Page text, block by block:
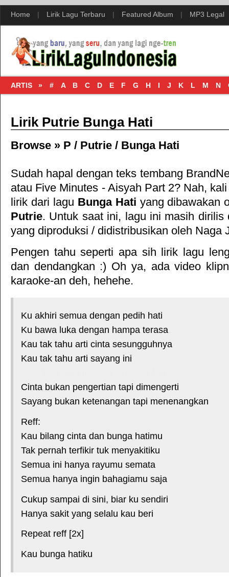
Home | Lirik Lagu Terbaru | Featured Album | MP3 Legal
ARTIS » # A B C D E F G H I J K L M N
Lirik Putrie Bunga Hati
Browse » P / Putrie / Bunga Hati
Sudah hapal dengan teks tembang
atau Five Minutes - Aisyah Part 2? Nah,
lirik dari lagu Bunga Hati yang dibawakan
Putrie. Untuk saat ini, lagu ini masih dirilis
yang diproduksi / didistribusikan oleh Naga
Pengen tahu seperti apa sih lirik lagu
dan dendangkan :) Oh ya, ada video
karaoke-an deh, hehehe.
Ku akhiri semua dengan pedih hati
Ku bawa luka dengan hampa terasa
Kau tak tahu arti cinta sesungguhnya
Kau tak tahu arti sayang ini
Cinta bukan pengertian tapi dimengerti
Sayang bukan ketenangan tapi menenangkan
Reff:
Kau bilang cinta dan bunga hatimu
Tak pernah terfikir tuk menyakitiku
Semua ini hanya rayumu semata
Semua hanya ingin bahagiamu saja
Cukup sampai di sini, biar ku sendiri
Hanya sakit yang selalu kau beri
Repeat reff [2x]
Kau bunga hatiku